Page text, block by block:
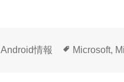
カ
Android情報
タ
Microsoft,